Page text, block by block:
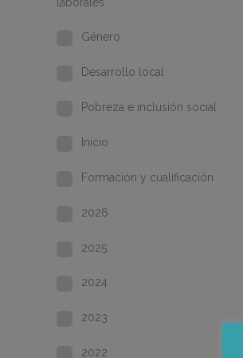
Género
Desarrollo local
Pobreza e inclusión social
Inicio
Formación y cualificación
2026
2025
2024
2023
2022